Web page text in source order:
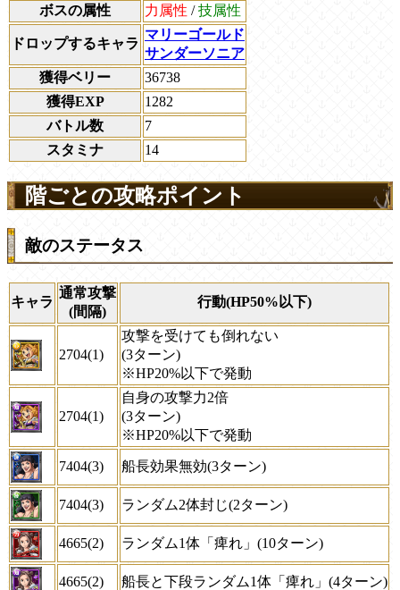
ボスの属性
力属性 /技属性
ドロップするキャラ
マリーゴールド
サンダーソニア
獲得ベリー
36738
獲得EXP
1282
バトル数
7
スタミナ
14
階ごとの攻略ポイント
敵のステータス
キャラ
通常攻撃
(間隔)
行動(HP50%以下)
2704(1)
攻撃を受けても倒れない
(3ターン)
※HP20%以下で発動
2704(1)
自身の攻撃力2倍
(3ターン)
※HP20%以下で発動
7404(3) 船長効果無効(3ターン)
7404(3) ランダム2体封じ(2ターン)
4665(2) ランダム1体「痺れ」(10ターン)
4665(2) 船長と下段ランダム1体「痺れ」(4ターン)